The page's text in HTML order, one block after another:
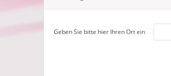
Geben Sie bitte hier Ihren Ort ein